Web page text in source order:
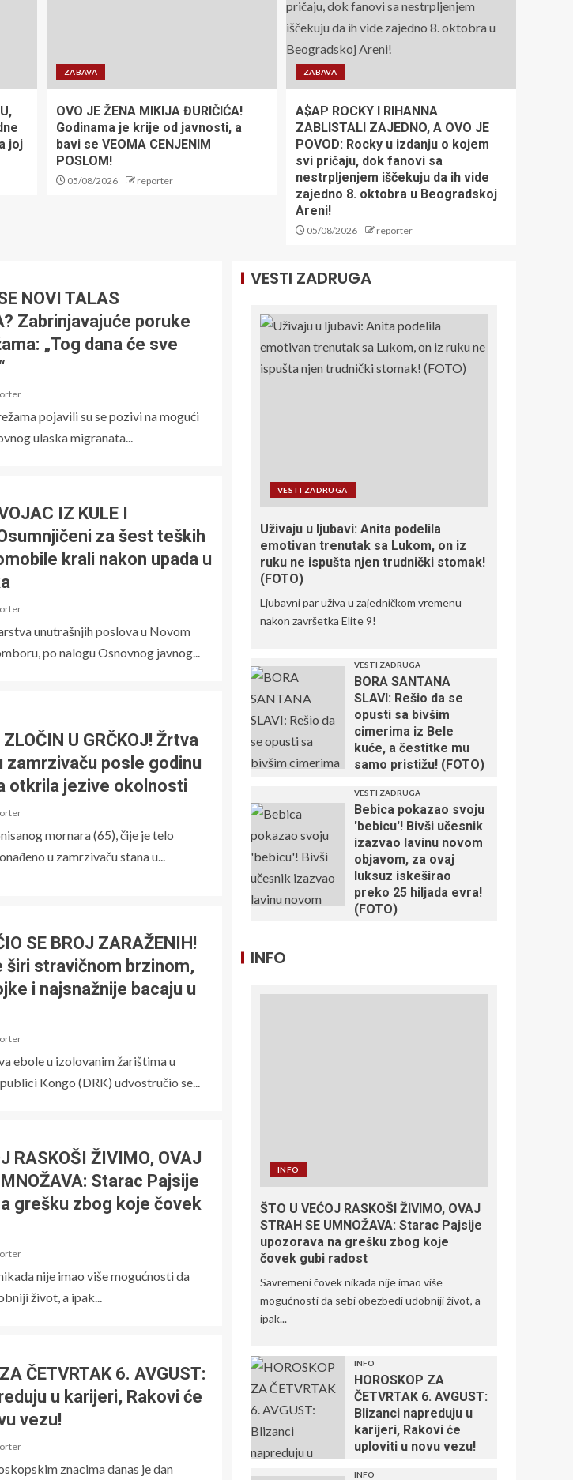
5
1
FK Crvena zvezda:
Od petka na
blagajnama ulaznice
za Novi Pazar i
Hapoel Ber Ševu
INFANTINO
UCENIO MAROKO,
EVROPE!
joj
ZABAVA
OVO JE ŽENA MIKIJA ĐURIČIĆA!
Godinama je krije od javnosti, a
bavi se VEOMA CENJENIM
POSLOM!
05/08/2026 reporter
ZABAVA
A$AP ROCKY I RIHANNA
ZABLISTALI ZAJEDNO, A OVO JE
POVOD: Rocky u izdanju o kojem
svi pričaju, dok fanovi sa
nestrpljenjem iščekuju da ih vide
zajedno 8. oktobra u Beogradskoj
Areni!
05/08/2026 reporter
NOVI TALAS
Zabrinjavajuće poruke
„Tog dana će sve
pojavili su se pozivi na mogući
ulaska migranata...
IZ KULE I
za šest teških
krali nakon upada u
unutrašnjih poslova u Novom
po nalogu Osnovnog javnog...
U GRČKOJ! Žrtva
zamrzivaču posle godinu
otkrila jezive okolnosti
mornara (65), čije je telo
u zamrzivaču stana u...
SE BROJ ZARAŽENIH!
širi stravičnom brzinom,
i najsnažnije bacaju u
ebole u ​​izolovanim žarištima u
Kongo (DRK) udvostručio se...
RASKOŠI ŽIVIMO, OVAJ
Starac Pajsije
grešku zbog koje čovek
nije imao više mogućnosti da
život, a ipak...
ČETVRTAK 6. AVGUST:
u karijeri, Rakovi će
vezu!
znacima danas je dan
VESTI ZADRUGA
VESTI ZADRUGA
Uživaju u ljubavi: Anita podelila
emotivan trenutak sa Lukom, on iz
ruku ne ispušta njen trudnički stomak!
(FOTO)
Ljubavni par uživa u zajedničkom vremenu
nakon završetka Elite 9!
VESTI ZADRUGA
BORA SANTANA
SLAVI: Rešio da se
opusti sa bivšim
cimerima iz Bele
kuće, a čestitke mu
samo pristižu! (FOTO)
VESTI ZADRUGA
Bebica pokazao svoju
'bebicu'! Bivši učesnik
izazvao lavinu novom
objavom, za ovaj
luksuz iskeširao
preko 25 hiljada evra!
(FOTO)
INFO
INFO
ŠTO U VEĆOJ RASKOŠI ŽIVIMO, OVAJ
STRAH SE UMNOŽAVA: Starac Pajsije
upozorava na grešku zbog koje
čovek gubi radost
Savremeni čovek nikada nije imao više
mogućnosti da sebi obezbedi udobniji život, a
ipak...
INFO
HOROSKOP ZA
ČETVRTAK 6. AVGUST:
Blizanci napreduju u
karijeri, Rakovi će
uploviti u novu vezu!
INFO